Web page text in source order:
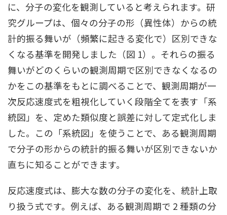
に、分⼦の変化を観測していると考えられます。研
究グループは、個々の分⼦の形（異性体）からの統
計的振る舞いが（頻繁に起きる変化で）区別できな
くなる基準を開発しました（図 1）。それらの振る
舞いがどのくらいの観測周期で区別できなくなるの
かをこの基準をもとに調べることで、観測周期が⼀
次反応速度式を粗視化していく段階全てを表す「系
統図」を、定めた類似度と誤差に対して定式化しま
した。この「系統図」を使うことで、ある観測周期
で分⼦の形からの統計的振る舞いが区別できないか
直ちに知ることができます。
反応速度式は、膨⼤な数の分⼦の変化を、統計上取
り扱う式です。例えば、ある観測周期で 2 種類の分